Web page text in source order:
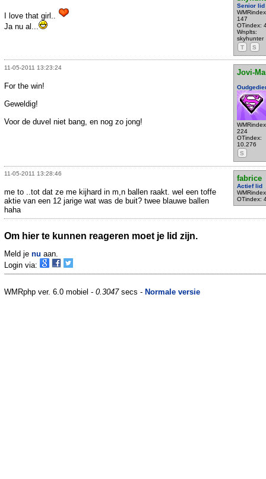
Senior lid
147
OTindex:
Wnplts:
skyhunter
T
S
I love that girl..
Ja nu al...
11-05-2011 13:23:24
Jovi-
224
OTindex:
10.276
S
For the win!
Geweldig!
Voor de duvel niet bang, en nog zo jong!
11-05-2011 13:28:46
fabrice
Actief lid
OTindex:
me to ..tot dat ze me kijhard in m,n ballen raakt. wel een toffe
aktie van een 12 jarige wat was de buit? twee blauwe ballen
haha
Om hier te kunnen reageren moet je lid zijn.
Meld je nu aan.
Login via:
WMRphp ver. 6.0 mobiel - 0.3047secs - Normale versie